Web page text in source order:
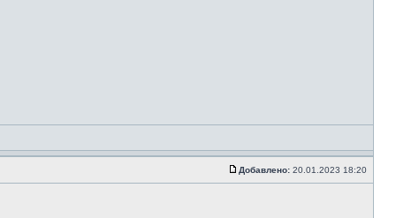
Добавлено: 20.01.2023 18:20